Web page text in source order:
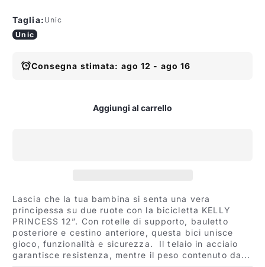
Taglia: Unic
Unic
Consegna stimata: ago 12 - ago 16
Aggiungi al carrello
Lascia che la tua bambina si senta una vera
principessa su due ruote con la bicicletta KELLY
PRINCESS 12”. Con rotelle di supporto, bauletto
posteriore e cestino anteriore, questa bici unisce
gioco, funzionalità e sicurezza. Il telaio in acciaio
garantisce resistenza, mentre il peso contenuto da...